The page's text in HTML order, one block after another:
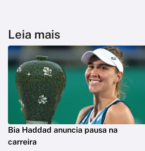
Leia mais
Bia Haddad anuncia pausa na
carreira